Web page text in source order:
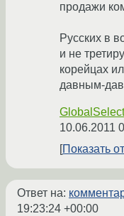
продажи
Русских в
и не
корейцах
давным-
10.06.2011
Показать
Ответ на:
19:23:24 +00:00